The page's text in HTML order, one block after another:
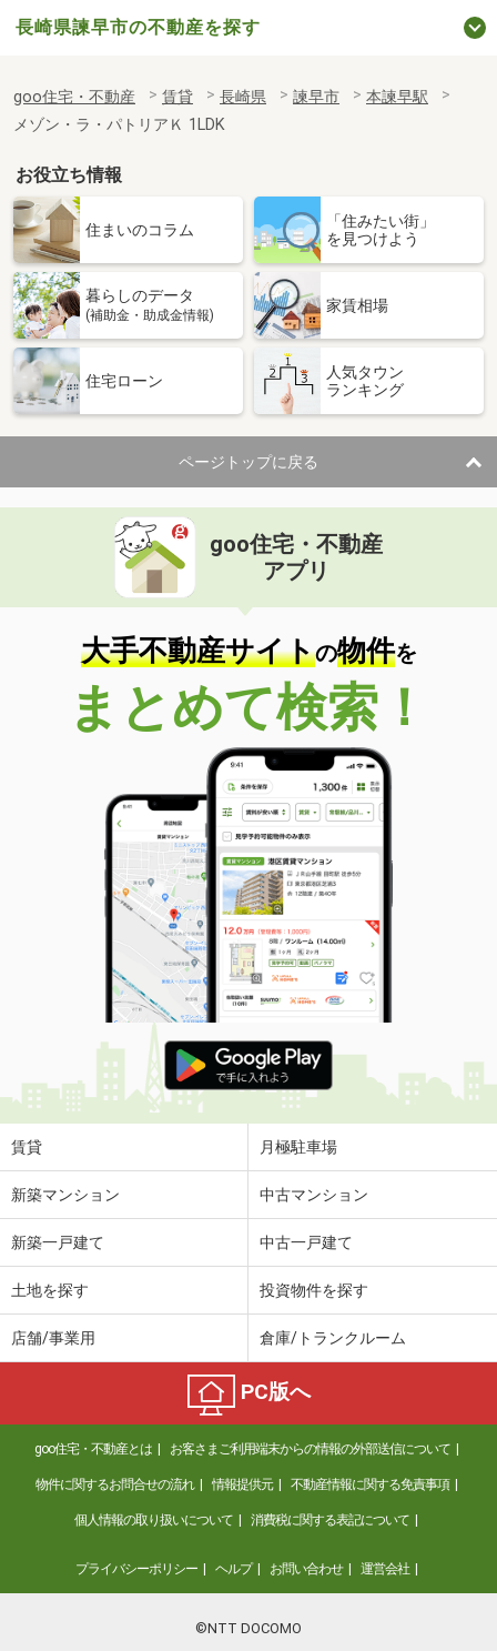
長崎県諫早市の不動産を探す
goo住宅・不動産 賃貸 長崎県 諫早市
本諫早駅
メゾン・ラ・パトリアＫ 1LDK
お役立ち情報
住まいのコラム
「住みたい街」
を見つけよう
暮らしのデータ
(補助金・助成金情報)
家賃相場
住宅ローン
人気タウン
ランキング
ページトップに戻る
goo住宅・不動産
アプリ
大手不動産サイトの物件を
まとめて検索！
賃貸 月極駐車場
新築マンション 中古マンション
新築一戸建て 中古一戸建て
土地を探す 投資物件を探す
店舗/事業用 倉庫/トランクルーム
PC版へ
goo住宅・不動産とは お客さまご利用端末からの情報の外部送信について
物件に関するお問合せの流れ 情報提供元 不動産情報に関する免責事項
個人情報の取り扱いについて 消費税に関する表記について
プライバシーポリシー ヘルプ お問い合わせ 運営会社
©NTT DOCOMO